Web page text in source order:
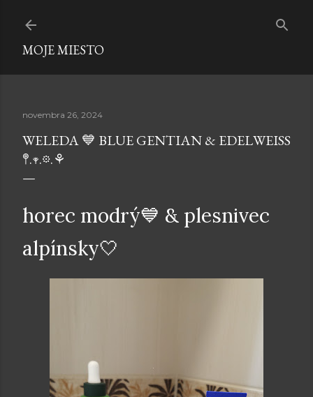
MOJE MIESTO
novembra 26, 2024
WELEDA 💙 BLUE GENTIAN & EDELWEISS
𖤣.𖥧.𖡼.⚘
horec modrý💙 & plesnivec
alpínsky🤍